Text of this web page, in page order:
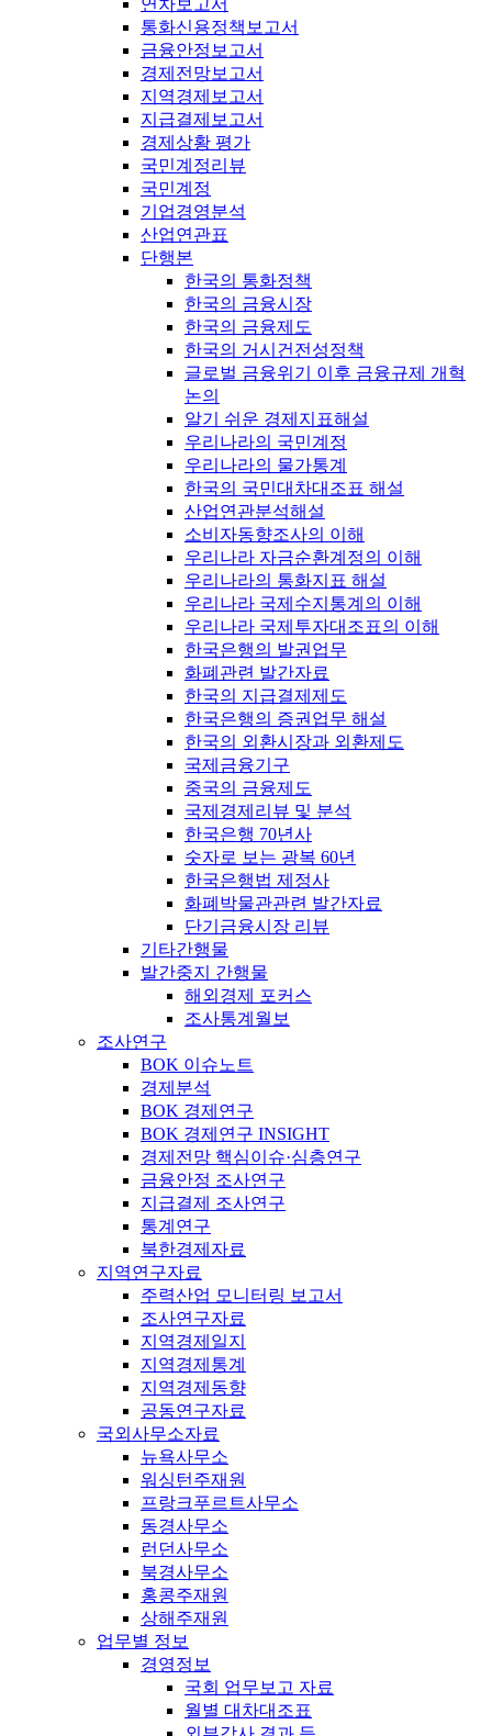
연차보고서
통화신용정책보고서
금융안정보고서
경제전망보고서
지역경제보고서
지급결제보고서
경제상황 평가
국민계정리뷰
국민계정
기업경영분석
산업연관표
단행본
한국의 통화정책
한국의 금융시장
한국의 금융제도
한국의 거시건전성정책
글로벌 금융위기 이후 금융규제 개혁
논의
알기 쉬운 경제지표해설
우리나라의 국민계정
우리나라의 물가통계
한국의 국민대차대조표 해설
산업연관분석해설
소비자동향조사의 이해
우리나라 자금순환계정의 이해
우리나라의 통화지표 해설
우리나라 국제수지통계의 이해
우리나라 국제투자대조표의 이해
한국은행의 발권업무
화폐관련 발간자료
한국의 지급결제제도
한국은행의 증권업무 해설
한국의 외환시장과 외환제도
국제금융기구
중국의 금융제도
국제경제리뷰 및 분석
한국은행 70년사
숫자로 보는 광복 60년
한국은행법 제정사
화폐박물관관련 발간자료
단기금융시장 리뷰
기타간행물
발간중지 간행물
해외경제 포커스
조사통계월보
조사연구
BOK 이슈노트
경제분석
BOK 경제연구
BOK 경제연구 INSIGHT
경제전망 핵심이슈·심층연구
금융안정 조사연구
지급결제 조사연구
통계연구
북한경제자료
지역연구자료
주력산업 모니터링 보고서
조사연구자료
지역경제일지
지역경제통계
지역경제동향
공동연구자료
국외사무소자료
뉴욕사무소
워싱턴주재원
프랑크푸르트사무소
동경사무소
런던사무소
북경사무소
홍콩주재원
상해주재원
업무별 정보
경영정보
국회 업무보고 자료
월별 대차대조표